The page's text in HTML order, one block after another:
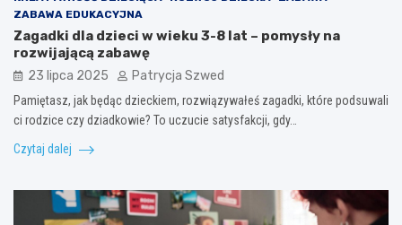
ZABAWA EDUKACYJNA
Zagadki dla dzieci w wieku 3-8 lat – pomysły na
rozwijającą zabawę
23 lipca 2025 Patrycja Szwed
Pamiętasz, jak będąc dzieckiem, rozwiązywałeś zagadki, które podsuwali
ci rodzice czy dziadkowie? To uczucie satysfakcji, gdy…
Czytaj dalej